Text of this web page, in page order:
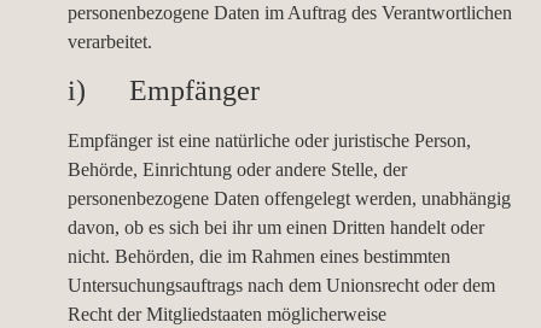
personenbezogene Daten im Auftrag des Verantwortlichen
verarbeitet.
i) Empfänger
Empfänger ist eine natürliche oder juristische Person,
Behörde, Einrichtung oder andere Stelle, der
personenbezogene Daten offengelegt werden, unabhängig
davon, ob es sich bei ihr um einen Dritten handelt oder
nicht. Behörden, die im Rahmen eines bestimmten
Untersuchungsauftrags nach dem Unionsrecht oder dem
Recht der Mitgliedstaaten möglicherweise